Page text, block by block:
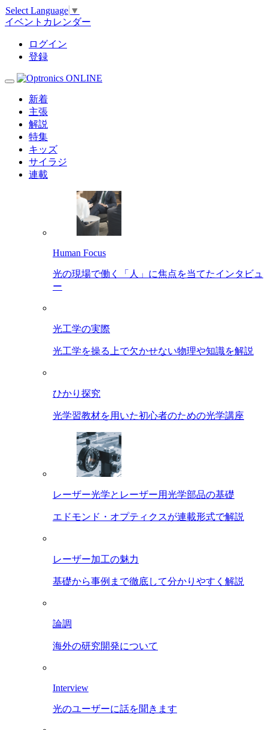
Select Language ▼
イベントカレンダー
ログイン
登録
新着
主張
解説
特集
キッズ
サイラジ
連載
Human Focus
光の現場で働く「人」に焦点を当てたインタビュ
ー
光工学の実際
光工学を操る上で欠かせない物理や知識を解説
ひかり探究
光学習教材を用いた初心者のための光学講座
レーザー光学とレーザー用光学部品の基礎
エドモンド・オプティクスが連載形式で解説
レーザー加工の魅力
基礎から事例まで徹底して分かりやすく解説
論調
海外の研究開発について
Interview
光のユーザーに話を聞きます